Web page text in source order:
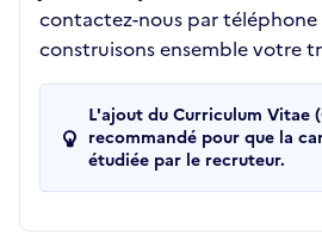
contactez-nous par téléphone
construisons ensemble votre
L'ajout du Curriculum Vitae
recommandé pour que la
étudiée par le recruteur.